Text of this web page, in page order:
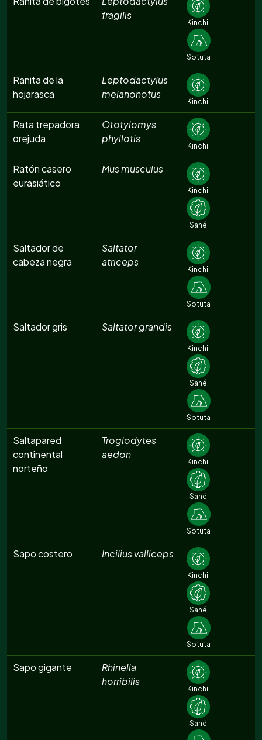
fragilis
Kinchil
Sotuta
Ranita de la
hojarasca
Leptodactylus
melanonotus
Kinchil
Rata trepadora
orejuda
Ototylomys
phyllotis
Kinchil
Ratón casero
eurasiático
Mus musculus
Kinchil
Sahé
Saltador de
cabeza negra
Saltator
atriceps
Kinchil
Sotuta
Saltador gris Saltator grandis
Kinchil
Sahé
Sotuta
Saltapared
continental
norteño
Troglodytes
aedon
Kinchil
Sahé
Sotuta
Sapo costero Incilius valliceps
Kinchil
Sahé
Sotuta
Sapo gigante
Rhinella
horribilis
Kinchil
Sahé